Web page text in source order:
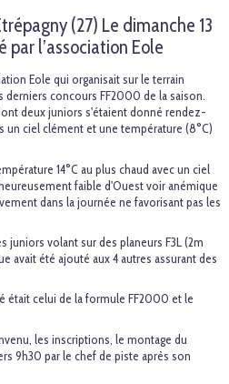
(27) Le dimanche 13
l’association Eole
Eole qui organisait sur le terrain
derniers concours FF2000 de la saison.
deux juniors s'étaient donné rendez-
un ciel clément et une température (8°C)
14°C au plus chaud avec un ciel
faible d'Ouest voir anémique
dans la journée ne favorisant pas les
juniors volant sur des planeurs F3L (2m
avait été ajouté aux 4 autres assurant des
était celui de la formule FF2000 et le
les inscriptions, le montage du
9h30 par le chef de piste après son